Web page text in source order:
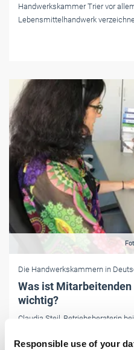
Responsible use of your
Handwerkskammer Trier vor
Lebensmittelhandwerk
Die Handwerkskammern in
Was ist
wichtig?
Claudia Steil, Betriebsberaterin
Betrieb zu klären.